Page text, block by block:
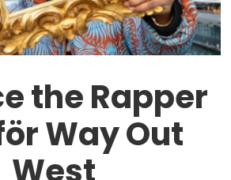
the Rapper
Way Out